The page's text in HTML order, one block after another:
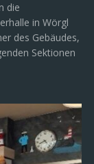
die
in Wörgl
des Gebäudes,
Sektionen